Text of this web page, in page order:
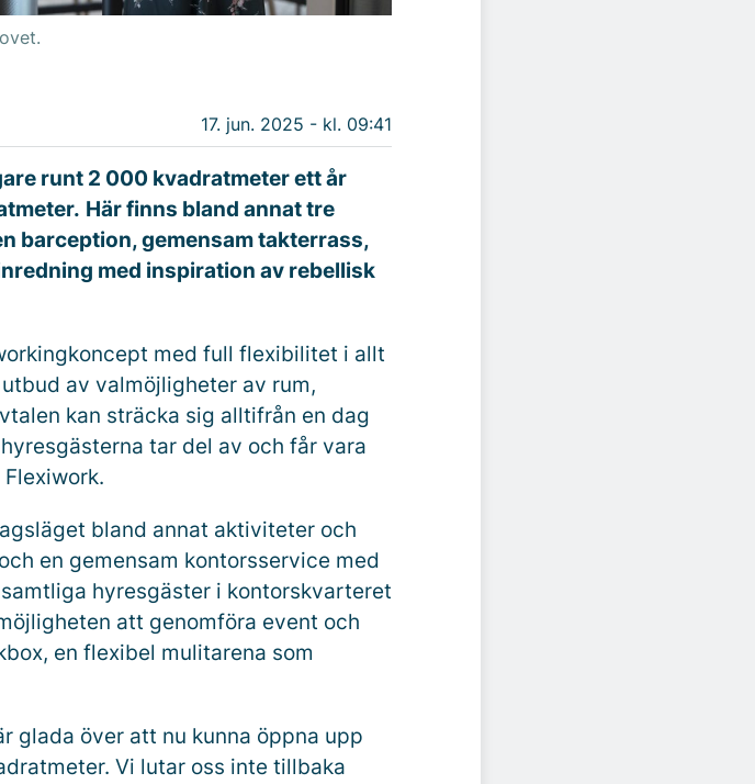
17. jun. 2025 - kl. 09:41
runt 2 000 kvadratmeter ett år
Här finns bland annat tre
barception, gemensam takterrass,
med inspiration av rebellisk
med full flexibilitet i allt
av valmöjligheter av rum,
kan sträcka sig alltifrån en dag
tar del av och får vara
bland annat aktiviteter och
en gemensam kontorsservice med
hyresgäster i kontorskvarteret
att genomföra event och
en flexibel mulitarena som
glada över att nu kunna öppna upp
Vi lutar oss inte tillbaka